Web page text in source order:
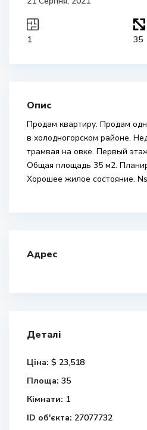
1 35
Опис
Продам квартиру. Продам
в холодногорском районе.
трамвая на овке. Первый
Общая площадь 35 м2.
Хорошее жилое состояние.
Адрес
Деталі
Ціна: $ 23,518
Площа: 35
Кімнати: 1
ID об'єкта: 27077732